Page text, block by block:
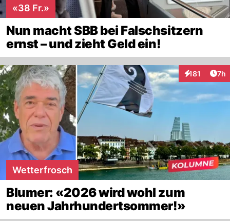
«38 Fr.»
Nun macht SBB bei Falschsitzern
ernst – und zieht Geld ein!
181
Interaktionen
7h
Wetterfrosch
Blumer: «2026 wird wohl zum
neuen Jahrhundertsommer!»